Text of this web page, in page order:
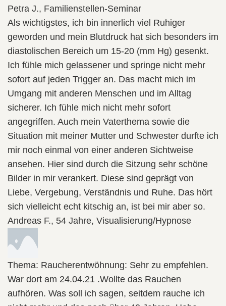
Petra J., Familienstellen-Seminar
Als wichtigstes, ich bin innerlich viel Ruhiger
geworden und mein Blutdruck hat sich besonders im
diastolischen Bereich um 15-20 (mm Hg) gesenkt.
Ich fühle mich gelassener und springe nicht mehr
sofort auf jeden Trigger an. Das macht mich im
Umgang mit anderen Menschen und im Alltag
sicherer. Ich fühle mich nicht mehr sofort
angegriffen. Auch mein Vaterthema sowie die
Situation mit meiner Mutter und Schwester durfte ich
mir noch einmal von einer anderen Sichtweise
ansehen. Hier sind durch die Sitzung sehr schöne
Bilder in mir verankert. Diese sind geprägt von
Liebe, Vergebung, Verständnis und Ruhe. Das hört
sich vielleicht echt kitschig an, ist bei mir aber so.
Andreas F., 54 Jahre, Visualisierung/Hypnose
Thema: Raucherentwöhnung: Sehr zu empfehlen.
War dort am 24.04.21 .Wollte das Rauchen
aufhören. Was soll ich sagen, seitdem rauche ich